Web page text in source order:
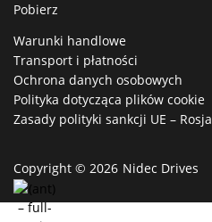
Pobierz
Warunki handlowe
Transport i płatności
Ochrona danych osobowych
Polityka dotycząca plików cookie
Zasady polityki sankcji UE –
Copyright © 2026 Nidec Drives